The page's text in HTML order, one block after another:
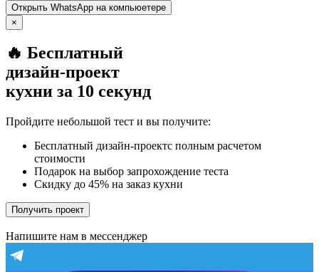
Открыть WhatsApp на компьюетере
×
🔥 Бесплатный
дизайн-проект
кухни за 10 секунд
Пройдите небольшой тест и вы получите:
Бесплатный дизайн-проектс полным расчетом
стоимости
Подарок на выбор запрохождение теста
Скидку до 45% на заказ кухни
Получить проект
Напишите нам в мессенджер